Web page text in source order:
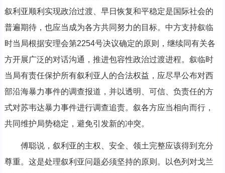
叙利亚顺利实现政治过渡、早日恢复和平稳定是国际社会的
普遍期待，也应当成为各方共同努力的目标。中方支持叙临
时当局根据安理会第2254号决议确定的原则，继续同有关各
方开展广泛的对话沟通，推进包容性政治过渡进程。叙临时
当局有责任保护所有叙利亚人的合法权益，应尽早公布对西
部沿海暴力事件的调查报道，并以透明、可信、负责任的方
式对苏韦达暴力事件进行调查追责。叙各方应当相向而行，
共同维护局势稳定，避免引发新的冲突。
傅聪说，叙利亚的主权、安全、领土完整应该得到充分
尊重。这是处理叙利亚问题必须坚持的原则。以色列对戈兰